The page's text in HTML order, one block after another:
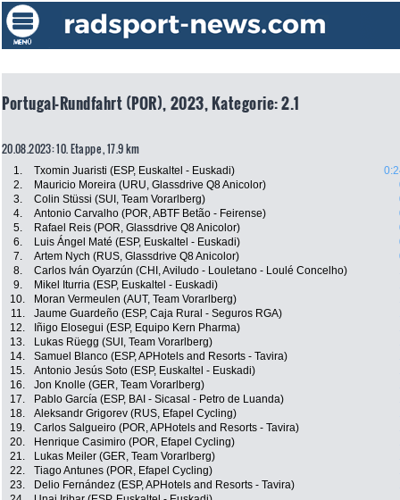
Portugal-Rundfahrt (POR), 2023, Kategorie: 2.1
20.08.2023: 10. Etappe , 17.9 km
1. Txomin Juaristi (ESP, Euskaltel - Euskadi)
2.
Mauricio Moreira (URU, Glassdrive Q8 Anicolor)
3.
Colin Stüssi (SUI, Team Vorarlberg)
4.
Antonio Carvalho (POR, ABTF Betão - Feirense)
5.
Rafael Reis (POR, Glassdrive Q8 Anicolor)
6.
Luis Ángel Maté (ESP, Euskaltel - Euskadi)
7.
Artem Nych (RUS, Glassdrive Q8 Anicolor)
8.
Carlos Iván Oyarzún (CHI, Aviludo - Louletano - Loulé Concelho)
9.
Mikel Iturria (ESP, Euskaltel - Euskadi)
10.
Moran Vermeulen (AUT, Team Vorarlberg)
11.
Jaume Guardeño (ESP, Caja Rural - Seguros RGA)
12.
Iñigo Elosegui (ESP, Equipo Kern Pharma)
13.
Lukas Rüegg (SUI, Team Vorarlberg)
14.
Samuel Blanco (ESP, APHotels and Resorts - Tavira)
15.
Antonio Jesús Soto (ESP, Euskaltel - Euskadi)
16.
Jon Knolle (GER, Team Vorarlberg)
17.
Pablo García (ESP, BAI - Sicasal - Petro de Luanda)
18.
Aleksandr Grigorev (RUS, Efapel Cycling)
19.
Carlos Salgueiro (POR, APHotels and Resorts - Tavira)
20.
Henrique Casimiro (POR, Efapel Cycling)
21.
Lukas Meiler (GER, Team Vorarlberg)
22.
Tiago Antunes (POR, Efapel Cycling)
23.
Delio Fernández (ESP, APHotels and Resorts - Tavira)